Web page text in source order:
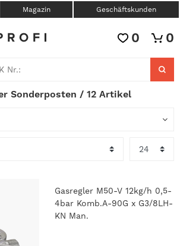
Magazin Geschäftskunden
0 0
Sonderposten / 12 Artikel
Gasregler M50-V 12kg/h 0,5-
4bar Komb.A-90G x G3/8LH-
KN Man.